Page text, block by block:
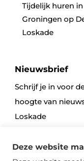
Tijdelijk huren in
Groningen op
Loskade
Nieuwsbrief
Schrijf je in voor
hoogte van
Loskade
Deze website